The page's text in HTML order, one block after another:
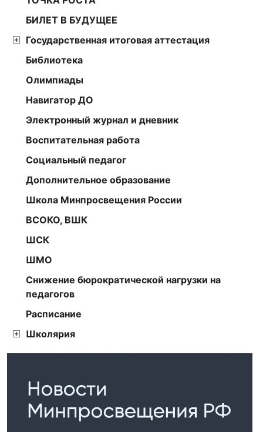
БИЛЕТ В БУДУЩЕЕ
Государственная итоговая аттестация
Библиотека
Олимпиады
Навигатор ДО
Электронный журнал и дневник
Воспитательная работа
Социальный педагог
Дополнительное образование
Школа Минпросвещения России
ВСОКО, ВШК
ШСК
ШМО
Снижение бюрократической нагрузки на
педагогов
Расписание
Школярия